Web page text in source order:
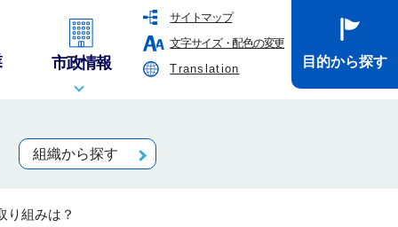
サイトマップ
文字サイズ・配色の変更
Translation
市政情報 目的から探す
組織から探す
り組みは？